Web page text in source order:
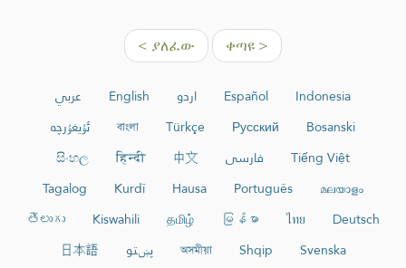
< ያለፈው ቀጣዩ >
عربي English اردو Español
Indonesia
ئۇيغۇرچە
বাংলা Türkçe Русский
Bosanski
සිංහල
हिन्दी 中文 فارسی
Tiếng Việt
Tagalog
Kurdî Hausa Português
മലയാളം
తెలుగు
Kiswahili தமிழ் မြန်မာ ไทย
Deutsch
日本語
پښتو অসমীয়া Shqip
Svenska